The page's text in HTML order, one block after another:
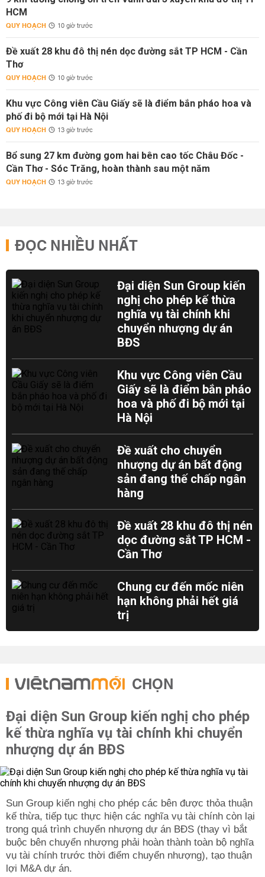
HCM
QUY HOẠCH 10 giờ trước
Đề xuất 28 khu đô thị nén dọc đường sắt TP HCM - Cần
Thơ
QUY HOẠCH 10 giờ trước
Khu vực Công viên Cầu Giấy sẽ là điểm bắn pháo hoa và
phố đi bộ mới tại Hà Nội
QUY HOẠCH 13 giờ trước
Bổ sung 27 km đường gom hai bên cao tốc Châu Đốc -
Cần Thơ - Sóc Trăng, hoàn thành sau một năm
QUY HOẠCH 13 giờ trước
ĐỌC NHIỀU NHẤT
Đại diện Sun Group kiến
nghị cho phép kế thừa
nghĩa vụ tài chính khi
chuyển nhượng dự án
BĐS
Khu vực Công viên Cầu
Giấy sẽ là điểm bắn pháo
hoa và phố đi bộ mới tại
Hà Nội
Đề xuất cho chuyển
nhượng dự án bất động
sản đang thế chấp ngân
hàng
Đề xuất 28 khu đô thị nén
dọc đường sắt TP HCM -
Cần Thơ
Chung cư đến mốc niên
hạn không phải hết giá
trị
CHỌN
Đại diện Sun Group kiến nghị cho phép
kế thừa nghĩa vụ tài chính khi chuyển
nhượng dự án BĐS
Sun Group kiến nghị cho phép các bên được thỏa thuận
kế thừa, tiếp tục thực hiện các nghĩa vụ tài chính còn lại
trong quá trình chuyển nhượng dự án BĐS (thay vì bắt
buộc bên chuyển nhượng phải hoàn thành toàn bộ nghĩa
vụ tài chính trước thời điểm chuyển nhượng), tạo thuận
lợi M&A dự án.